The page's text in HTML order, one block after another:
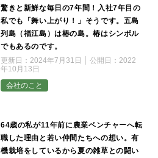
驚きと新鮮な毎日の7年間！入社7年目の
私でも「舞い上がり！」そうです。五島
列島（福江島）は椿の島。椿はシンボル
でもあるのです。
更新日： 2024年7月31日 公開日： 2022
年10月13日
会社のこと
64歳の私が11年前に農業ベンチャーへ転
職した理由と若い仲間たちへの想い。有
機栽培をしているから夏の雑草との闘い